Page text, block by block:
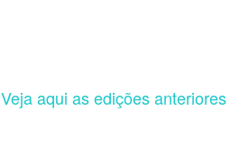
Veja aqui as edições anteriores